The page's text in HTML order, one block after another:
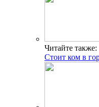
Читайте также:
Стоит ком в